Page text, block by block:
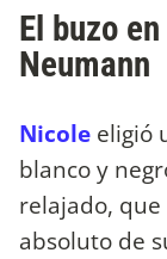
El buzo
Neumann
Nicole eligió
blanco y
relajado,
absoluto de